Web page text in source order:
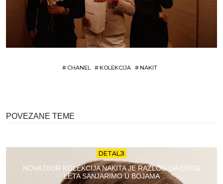
# CHANEL #KOLEKCIJA #NAKIT
POVEZANE TEME
DETALJI
NOVA DIOR KOLEKCIJA NAKITA JE RAZLOG DA OVOG
LETA SANJARIMO U BOJAMA